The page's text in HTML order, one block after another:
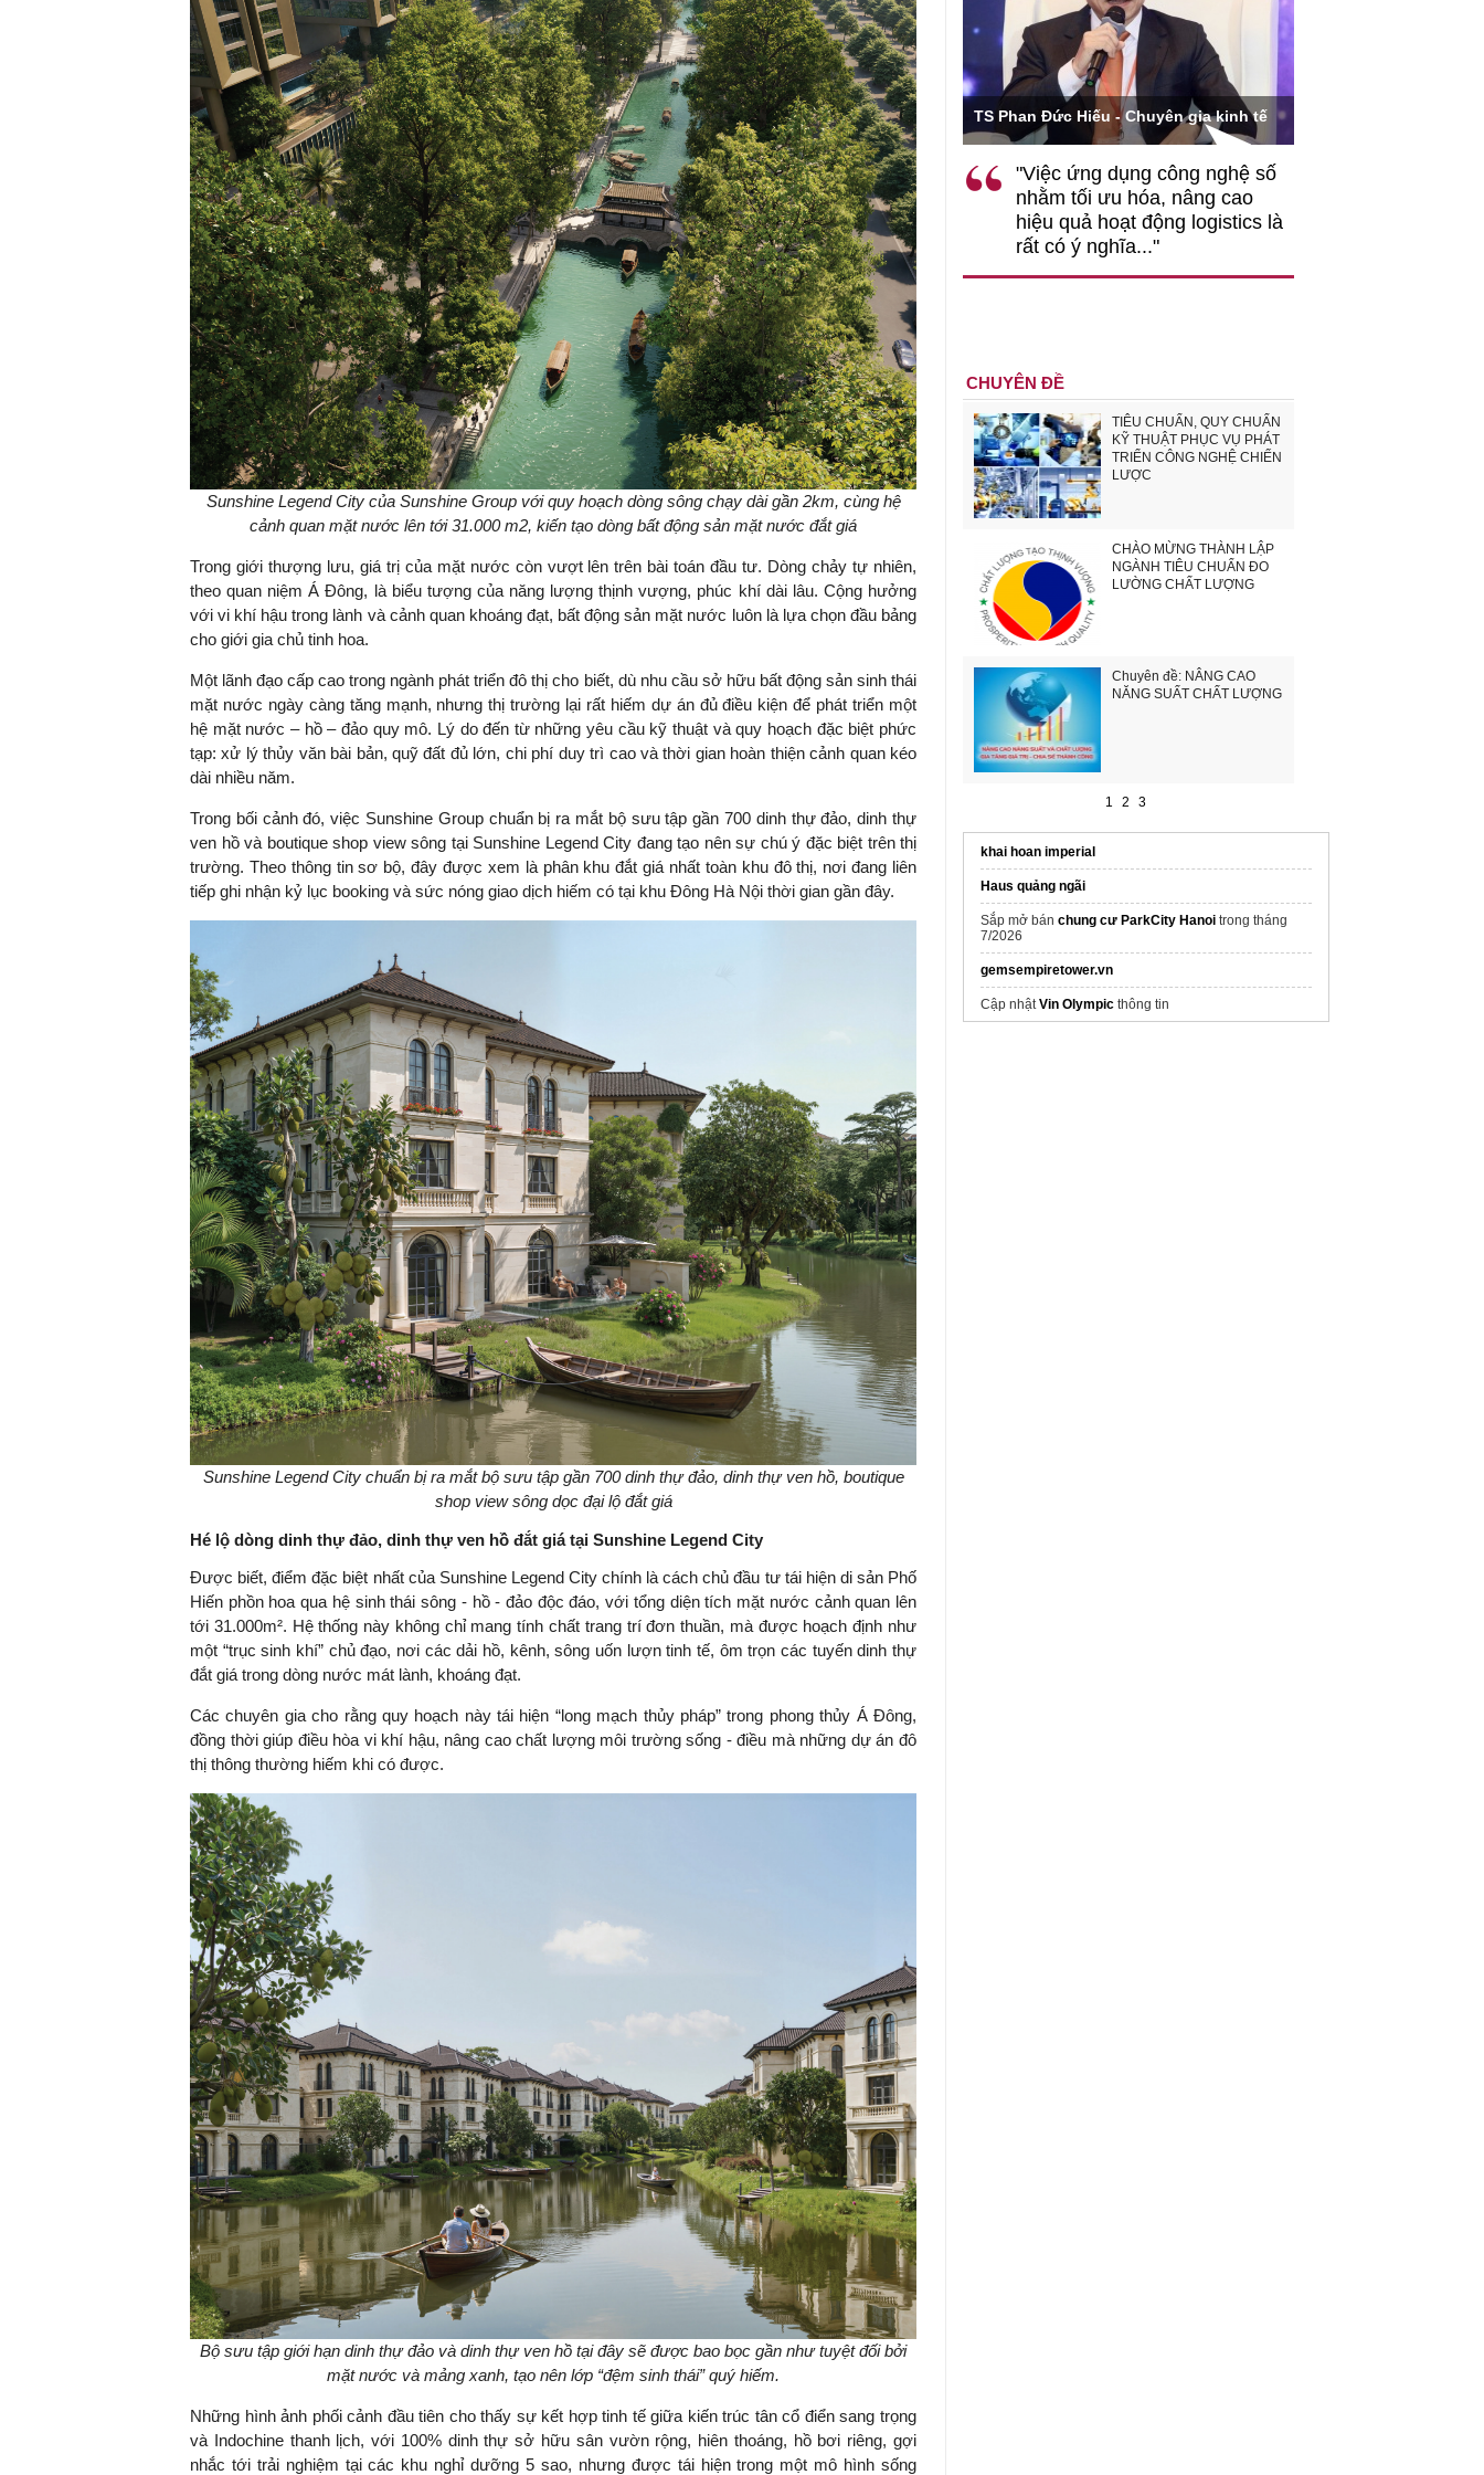
Sunshine Legend City của Sunshine Group với quy hoạch dòng sông chạy dài gần 2km, cùng hệ
cảnh quan mặt nước lên tới 31.000 m2, kiến tạo dòng bất động sản mặt nước đắt giá
Trong giới thượng lưu, giá trị của mặt nước còn vượt lên trên bài toán đầu tư. Dòng chảy tự nhiên,
theo quan niệm Á Đông, là biểu tượng của năng lượng thịnh vượng, phúc khí dài lâu. Cộng hưởng
với vi khí hậu trong lành và cảnh quan khoáng đạt, bất động sản mặt nước luôn là lựa chọn đầu bảng
cho giới gia chủ tinh hoa.
Một lãnh đạo cấp cao trong ngành phát triển đô thị cho biết, dù nhu cầu sở hữu bất động sản sinh thái
mặt nước ngày càng tăng mạnh, nhưng thị trường lại rất hiếm dự án đủ điều kiện để phát triển một
hệ mặt nước – hồ – đảo quy mô. Lý do đến từ những yêu cầu kỹ thuật và quy hoạch đặc biệt phức
tạp: xử lý thủy văn bài bản, quỹ đất đủ lớn, chi phí duy trì cao và thời gian hoàn thiện cảnh quan kéo
dài nhiều năm.
Trong bối cảnh đó, việc Sunshine Group chuẩn bị ra mắt bộ sưu tập gần 700 dinh thự đảo, dinh thự
ven hồ và boutique shop view sông tại Sunshine Legend City đang tạo nên sự chú ý đặc biệt trên thị
trường. Theo thông tin sơ bộ, đây được xem là phân khu đắt giá nhất toàn khu đô thị, nơi đang liên
tiếp ghi nhận kỷ lục booking và sức nóng giao dịch hiếm có tại khu Đông Hà Nội thời gian gần đây.
Sunshine Legend City chuẩn bị ra mắt bộ sưu tập gần 700 dinh thự đảo, dinh thự ven hồ, boutique
shop view sông dọc đại lộ đắt giá
Hé lộ dòng dinh thự đảo, dinh thự ven hồ đắt giá tại Sunshine Legend City
Được biết, điểm đặc biệt nhất của Sunshine Legend City chính là cách chủ đầu tư tái hiện di sản Phố
Hiến phồn hoa qua hệ sinh thái sông - hồ - đảo độc đáo, với tổng diện tích mặt nước cảnh quan lên
tới 31.000m². Hệ thống này không chỉ mang tính chất trang trí đơn thuần, mà được hoạch định như
một “trục sinh khí” chủ đạo, nơi các dải hồ, kênh, sông uốn lượn tinh tế, ôm trọn các tuyến dinh thự
đắt giá trong dòng nước mát lành, khoáng đạt.
Các chuyên gia cho rằng quy hoạch này tái hiện “long mạch thủy pháp” trong phong thủy Á Đông,
đồng thời giúp điều hòa vi khí hậu, nâng cao chất lượng môi trường sống - điều mà những dự án đô
thị thông thường hiếm khi có được.
Bộ sưu tập giới hạn dinh thự đảo và dinh thự ven hồ tại đây sẽ được bao bọc gần như tuyệt đối bởi
mặt nước và mảng xanh, tạo nên lớp “đệm sinh thái” quý hiếm.
Những hình ảnh phối cảnh đầu tiên cho thấy sự kết hợp tinh tế giữa kiến trúc tân cổ điển sang trọng
và Indochine thanh lịch, với 100% dinh thự sở hữu sân vườn rộng, hiên thoáng, hồ bơi riêng, gợi
nhắc tới trải nghiệm tại các khu nghỉ dưỡng 5 sao, nhưng được tái hiện trong một mô hình sống
TS. Nguyễn Đức Độ - Phó Viện trưởng
Viện Kinh tế Tài chính
"Có rất nhiều việc phải làm
ngay từ bây giờ và trên thực tế
đang được tiến hành như tăng
đầu tư cho khoa học công
nghệ; ban hành các cơ chế
khuyến khích đổi mới sáng tạo,
khởi nghiệp..."
Việc sử dụng hiệu quả chính
sách tài khóa không chỉ mang ý
nghĩa hỗ trợ ngắn hạn mà còn
đóng vai trò tạo nền tảng cho
tăng trưởng bền vững dài hạn.
TS Phan Đức Hiếu - Chuyên gia kinh tế
"Việc ứng dụng công nghệ số
nhằm tối ưu hóa, nâng cao
hiệu quả hoạt động logistics là
rất có ý nghĩa..."
Ông Hoàng Quang
CHUYÊN ĐỀ
TIÊU CHUẨN, QUY CHUẨN
KỸ THUẬT PHỤC VỤ PHÁT
TRIỂN CÔNG NGHỆ CHIẾN
LƯỢC
CHÀO MỪNG THÀNH LẬP
NGÀNH TIÊU CHUẨN ĐO
LƯỜNG CHẤT LƯỢNG
Chuyên đề: NÂNG CAO
NĂNG SUẤT CHẤT LƯỢNG
1 2 3
khai hoan imperial
Haus quảng ngãi
Sắp mở bán chung cư ParkCity Hanoi trong tháng
7/2026
gemsempiretower.vn
Cập nhậtVin Olympic thông tin